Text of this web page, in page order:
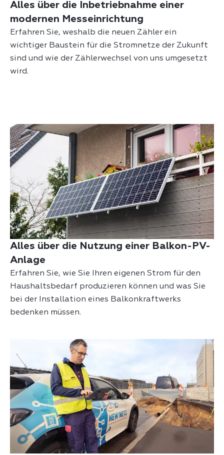
Alles über die Inbetriebnahme einer
modernen Messeinrichtung
Erfahren Sie, weshalb die neuen Zähler ein
wichtiger Baustein für die Stromnetze der Zukunft
sind und wie der Zählerwechsel von uns umgesetzt
wird.
Alles über die Nutzung einer Balkon-PV-
Anlage
Erfahren Sie, wie Sie Ihren eigenen Strom für den
Haushaltsbedarf produzieren können und was Sie
bei der Installation eines Balkonkraftwerks
bedenken müssen.